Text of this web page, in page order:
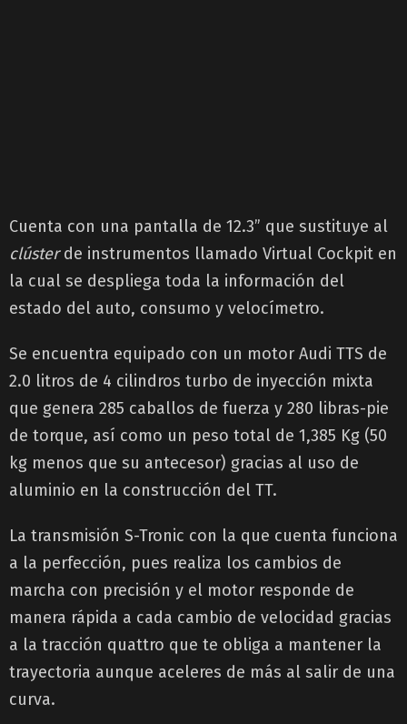
Cuenta con una pantalla de 12.3” que sustituye al
clústerde instrumentos llamado Virtual Cockpit en
la cual se despliega toda la información del
estado del auto, consumo y velocímetro.
Se encuentra equipado con un motor Audi TTS de
2.0 litros de 4 cilindros turbo de inyección mixta
que genera 285 caballos de fuerza y 280 libras-pie
de torque, así como un peso total de 1,385 Kg (50
kg menos que su antecesor) gracias al uso de
aluminio en la construcción del TT.
La transmisión S-Tronic con la que cuenta funciona
a la perfección, pues realiza los cambios de
marcha con precisión y el motor responde de
manera rápida a cada cambio de velocidad gracias
a la tracción quattro que te obliga a mantener la
trayectoria aunque aceleres de más al salir de una
curva.